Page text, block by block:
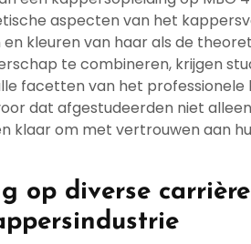
aspecten van het
kleuren van haar als de
te combineren, krijgen
facetten van het professionele
dat afgestudeerden niet
klaar om met vertrouwen aan
op diverse